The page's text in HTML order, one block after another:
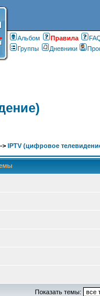
Альбом Правилa
Группы
Дневники
-> IPTV (цифровое
Показать темы: